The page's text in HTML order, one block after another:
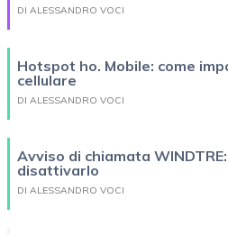
DI ALESSANDRO VOCI
Hotspot ho. Mobile: come
cellulare
DI ALESSANDRO VOCI
Avviso di chiamata
disattivarlo
DI ALESSANDRO VOCI